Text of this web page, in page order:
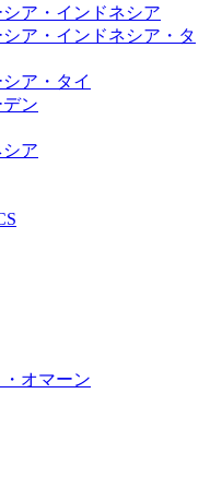
ア・インドネシア
ア・インドネシア・タ
ア・タイ
ン
ア
オマーン